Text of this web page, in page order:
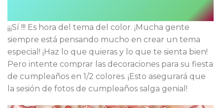
¡¡¡Sí !!! Es hora del tema del color. ¡Mucha gente
siempre está pensando mucho en crear un tema
especial! ¡Haz lo que quieras y lo que te sienta bien!
Pero intente comprar las decoraciones para su fiesta
de cumpleaños en 1/2 colores. ¡Esto asegurará que
la sesión de fotos de cumpleaños salga genial!